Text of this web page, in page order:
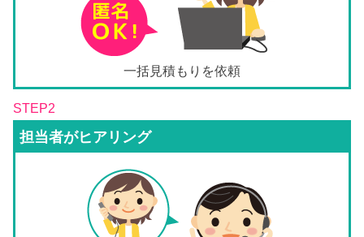
一括見積もりを依頼
STEP2
担当者がヒアリング